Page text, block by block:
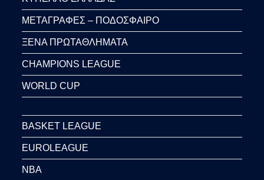
ΜΕΤΑΓΡΑΦΕΣ – ΠΟΔΟΣΦΑΙΡΟ
ΞΕΝΑ ΠΡΩΤΑΘΛΗΜΑΤΑ
CHAMPIONS LEAGUE
WORLD CUP
BASKET LEAGUE
EUROLEAGUE
NBA